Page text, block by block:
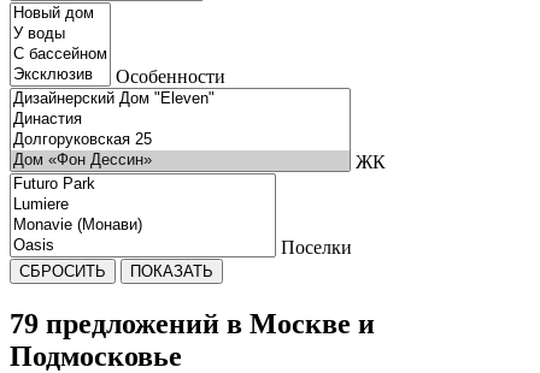
Особенности
ЖК
Поселки
СБРОСИТЬ ПОКАЗАТЬ
79 предложений в Москве и
Подмосковье